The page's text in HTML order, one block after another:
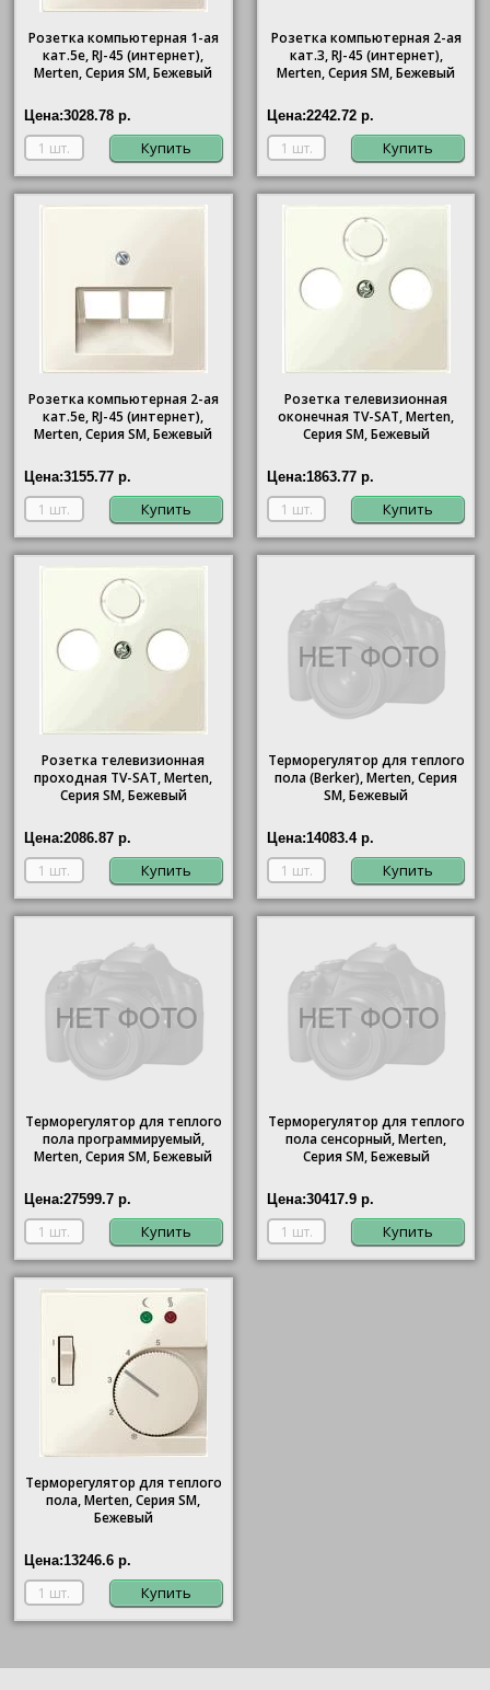
Розетка компьютерная 1-ая
кат.5е, RJ-45 (интернет),
Merten, Серия SM, Бежевый
Цена:3028.78 р.
Купить
Розетка компьютерная 2-ая
кат.3, RJ-45 (интернет),
Merten, Серия SM, Бежевый
Цена:2242.72 р.
Купить
Розетка компьютерная 2-ая
кат.5е, RJ-45 (интернет),
Merten, Серия SM, Бежевый
Цена:3155.77 р.
Купить
Розетка телевизионная
оконечная ТV-SAT, Merten,
Серия SM, Бежевый
Цена:1863.77 р.
Купить
Розетка телевизионная
проходная ТV-SAT, Merten,
Серия SM, Бежевый
Цена:2086.87 р.
Купить
Терморегулятор для теплого
пола (Berker), Merten, Серия
SM, Бежевый
Цена:14083.4 р.
Купить
Терморегулятор для теплого
пола программируемый,
Merten, Серия SM, Бежевый
Цена:27599.7 р.
Купить
Терморегулятор для теплого
пола сенсорный, Merten,
Серия SM, Бежевый
Цена:30417.9 р.
Купить
Терморегулятор для теплого
пола, Merten, Серия SM,
Бежевый
Цена:13246.6 р.
Купить